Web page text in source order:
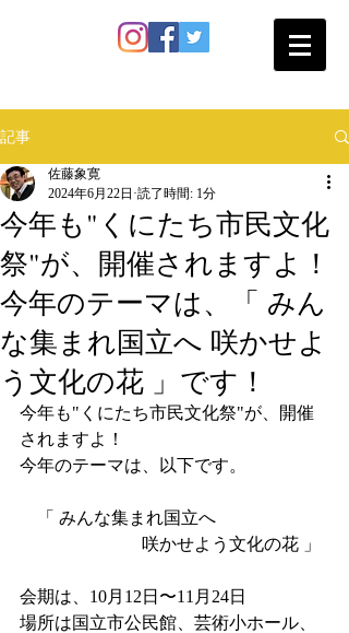
記事
今年も"くにたち市民文化
祭"が、開催されますよ！
今年のテーマは、「 みん
な集まれ国立へ 咲かせよ
う文化の花 」です！
佐藤象寛
2024年6月22日 読了時間: 1分
今年も"くにたち市民文化祭"が、開催
されますよ！
今年のテーマは、以下です。
「 みんな集まれ国立へ
咲かせよう文化の花 」
会期は、10月12日〜11月24日
場所は国立市公民館、芸術小ホール、